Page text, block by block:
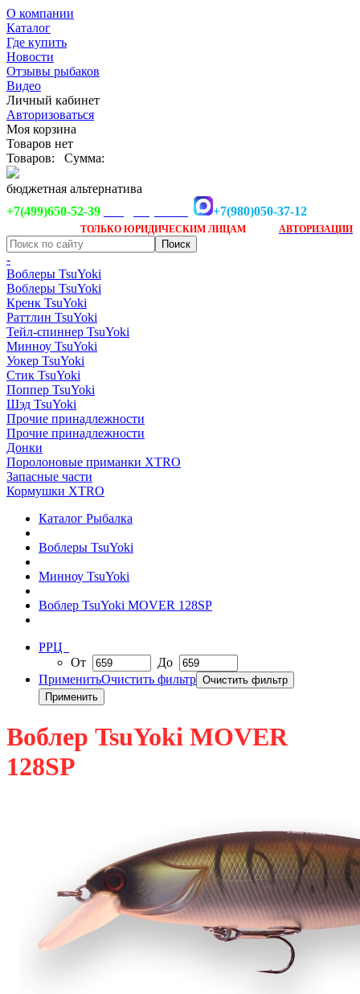
О компании
Каталог
Где купить
Новости
Отзывы рыбаков
Видео
Личный кабинет
Авторизоваться
Моя корзина
Товаров нет
Товаров:
Сумма:
бюджетная альтернатива
+7(499)650-52-39
+7(980)050-37-12
ТОЛЬКО ЮРИДИЧЕСКИМ ЛИЦАМ АВТОРИЗАЦИИ
-
Воблеры TsuYoki
Воблеры TsuYoki
Кренк TsuYoki
Раттлин TsuYoki
Тейл-спиннер TsuYoki
Минноу TsuYoki
Уокер TsuYoki
Стик TsuYoki
Поппер TsuYoki
Шэд TsuYoki
Прочие принадлежности
Прочие принадлежности
Донки
Поролоновые приманки XTRO
Запасные части
Кормушки XTRO
Каталог Рыбалка
Воблеры TsuYoki
Минноу TsuYoki
Воблер TsuYoki MOVER 128SP
РРЦ
От
До
ПрименитьОчистить фильтр
Воблер TsuYoki MOVER
128SP